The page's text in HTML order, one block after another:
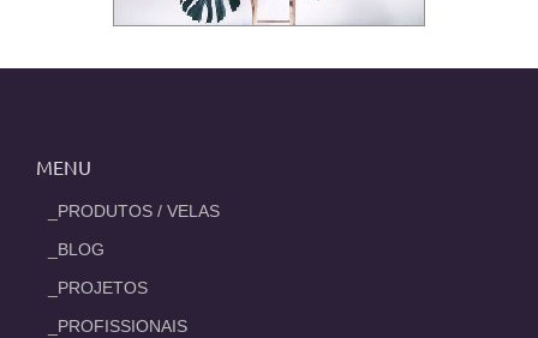
MENU
_PRODUTOS / VELAS
_BLOG
_PROJETOS
_PROFISSIONAIS